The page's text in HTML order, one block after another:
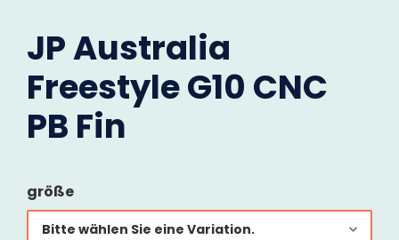
JP Australia
Freestyle G10 CNC
PB Fin
größe
Bitte wählen Sie eine Variation.